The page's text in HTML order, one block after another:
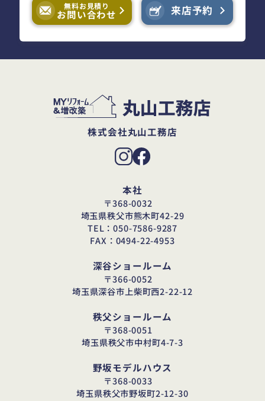
来店予約
無料お見積り
お問い合わせ
株式会社丸山工務店
本社
〒368-0032
埼玉県秩父市熊木町42-29
TEL：050-7586-9287
FAX：0494-22-4953
深谷ショールーム
〒366-0052
埼玉県深谷市上柴町西2-22-12
秩父ショールーム
〒368-0051
埼玉県秩父市中村町4-7-3
野坂モデルハウス
〒368-0033
埼玉県秩父市野坂町2-12-30